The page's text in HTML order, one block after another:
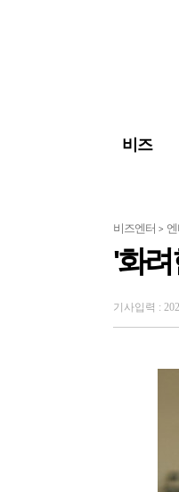
비즈
비즈엔터 >
'화려
기사입력 :